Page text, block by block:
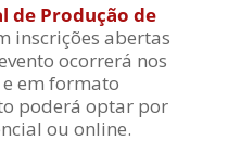
de Produção de
inscrições abertas
ocorrerá nos
e em formato
poderá optar por
ou online.